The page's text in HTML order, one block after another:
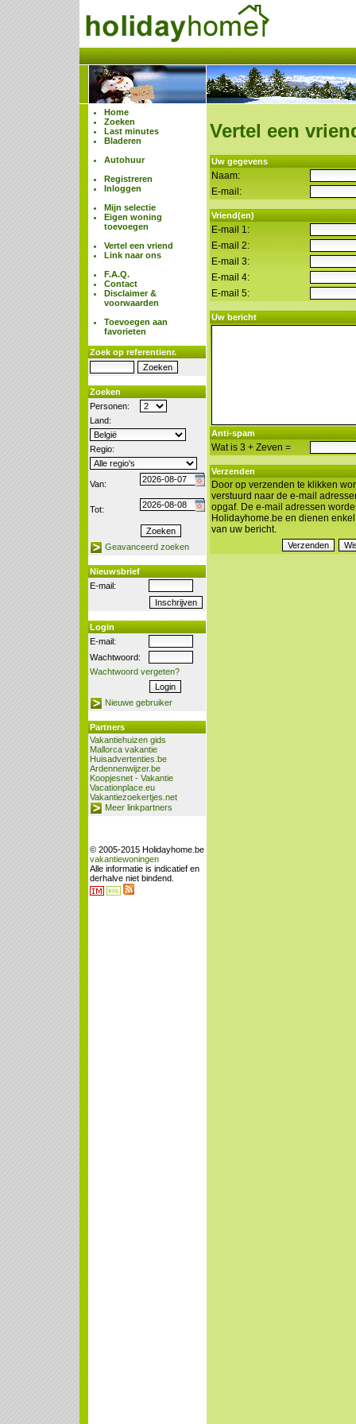
Home
Zoeken
Last minutes
Bladeren
Autohuur
Registreren
Inloggen
Mijn selectie
Eigen woning
toevoegen
Vertel een vriend
Link naar ons
F.A.Q.
Contact
Disclaimer &
voorwaarden
Toevoegen aan
favorieten
Zoek op referentienr.
Zoeken
Personen:
Land:
Regio:
Van:
Tot:
Geavanceerd zoeken
Nieuwsbrief
E-mail:
Login
E-mail:
Wachtwoord:
Wachtwoord vergeten?
Nieuwe gebruiker
Partners
Vakantiehuizen gids
Mallorca vakantie
Huisadvertenties.be
Ardennenwijzer.be
Koopjesnet - Vakantie
Vacationplace.eu
Vakantiezoekertjes.net
Meer linkpartners
© 2005-2015 Holidayhome.be
vakantiewoningen
Alle informatie is indicatief en
derhalve niet bindend.
Vertel een
Uw gegevens
Naam:
E-mail:
Vriend(en)
E-mail 1:
E-mail 2:
E-mail 3:
E-mail 4:
E-mail 5:
Uw bericht
Anti-spam
Wat is 3 + Zeven =
Verzenden
Door op verzenden te klikken
verstuurd naar de e-mail
opgaf. De e-mail adressen
Holidayhome.be en dienen
van uw bericht.